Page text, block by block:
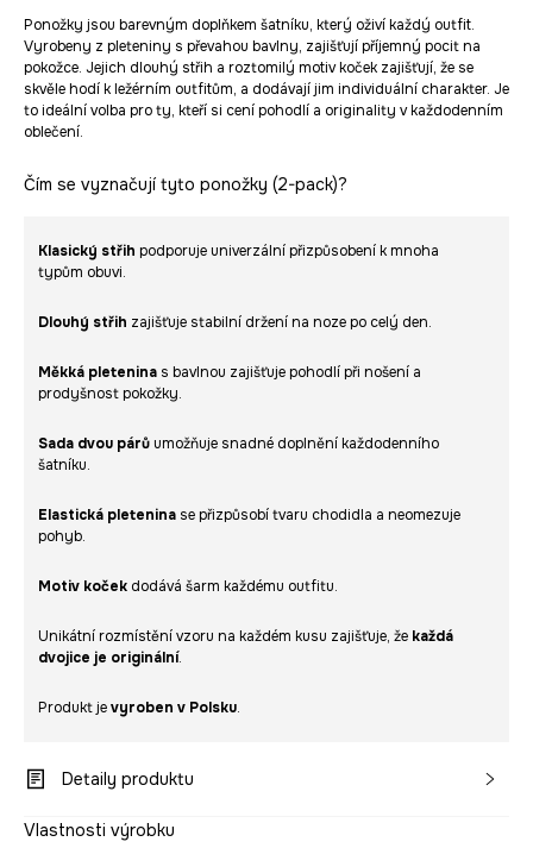
Ponožky jsou barevným doplňkem šatníku, který oživí každý outfit.
Vyrobeny z pleteniny s převahou bavlny, zajišťují příjemný pocit na
pokožce. Jejich dlouhý střih a roztomilý motiv koček zajišťují, že se
skvěle hodí k ležérním outfitům, a dodávají jim individuální charakter. Je
to ideální volba pro ty, kteří si cení pohodlí a originality v každodenním
oblečení.
Čím se vyznačují tyto ponožky (2-pack)?
Klasický střih podporuje univerzální přizpůsobení k mnoha
typům obuvi.
Dlouhý střih zajišťuje stabilní držení na noze po celý den.
Měkká pletenina s bavlnou zajišťuje pohodlí při nošení a
prodyšnost pokožky.
Sada dvou párů umožňuje snadné doplnění každodenního
šatníku.
Elastická pletenina se přizpůsobí tvaru chodidla a neomezuje
pohyb.
Motiv koček dodává šarm každému outfitu.
Unikátní rozmístění vzoru na každém kusu zajišťuje, že každá
dvojice je originální.
Produkt jevyroben v Polsku.
Detaily produktu
Vlastnosti výrobku